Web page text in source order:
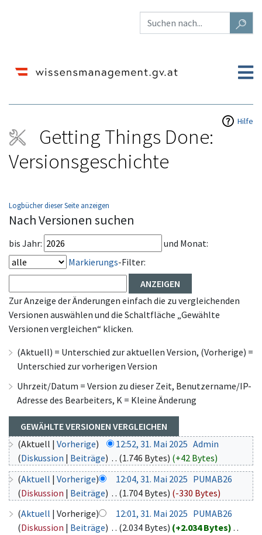
Hilfe
Getting Things Done:
Versionsgeschichte
Logbücher dieser Seite anzeigen
Wechseln zu:Navigation ,Suche
Nach Versionen suchen
bis Jahr:
und Monat:
Markierungs-Filter:
Zur Anzeige der Änderungen einfach die zu vergleichenden
Versionen auswählen und die Schaltfläche „Gewählte
Versionen vergleichen“ klicken.
(Aktuell) = Unterschied zur aktuellen Version, (Vorherige) =
Unterschied zur vorherigen Version
Uhrzeit/Datum = Version zu dieser Zeit, Benutzername/IP-
Adresse des Bearbeiters, K = Kleine Änderung
(Aktuell | Vorherige) 12:52, 31. Mai 2025 Admin
(Diskussion | Beiträge) ‎. . (1.746 Bytes) (+42 Bytes)
(Aktuell | Vorherige) 12:04, 31. Mai 2025 PUMAB26
(Diskussion | Beiträge) ‎. . (1.704 Bytes) (-330 Bytes)
(Aktuell | Vorherige) 12:01, 31. Mai 2025 PUMAB26
(Diskussion | Beiträge) ‎. . (2.034 Bytes) (+2.034 Bytes) ‎. .